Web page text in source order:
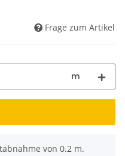
Frage zum Artikel
m
von 0.2 m.